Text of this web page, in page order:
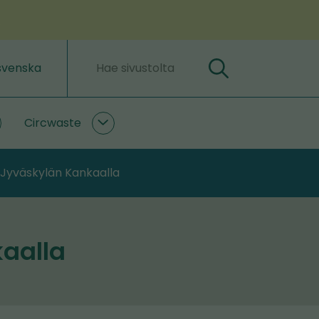
Hakusanat Hae
Circwaste
Circwaste
alasivut
Kankaalla